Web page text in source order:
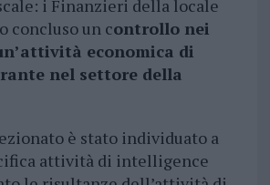
i Finanzieri della locale
concluso un controllo nei
economica di
nel settore della
è stato individuato a
attività di intelligence